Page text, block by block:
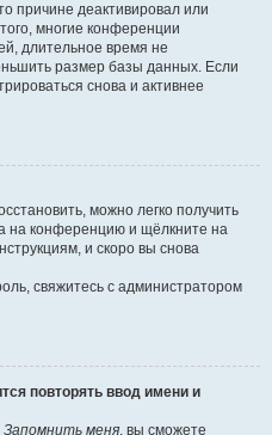
причине деактивировал или
многие конференции
длительное время не
размер базы данных. Если
снова и активнее
можно легко получить
на конференцию и щёлкните на
и скоро вы снова
свяжитесь с администратором
повторять ввод имени и
Запомнить меня, вы сможете